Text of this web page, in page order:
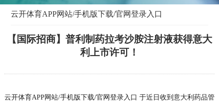
云开体育APP网站/手机版下载/官网登录入口
【国际招商】普利制药拉考沙胺注射液获得意大
利上市许可！
云开体育APP网站/手机版下载/官网登录入口 于近日收到意大利药品管